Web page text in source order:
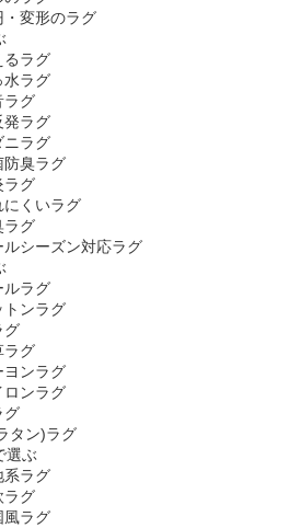
・変形のラグ
るラグ
水ラグ
ラグ
発ラグ
ニラグ
防臭ラグ
ラグ
にくいラグ
ラグ
ルシーズン対応ラグ
ルラグ
トンラグ
グ
ラグ
ヨンラグ
ロンラグ
グ
タン)ラグ
選ぶ
系ラグ
ラグ
風ラグ